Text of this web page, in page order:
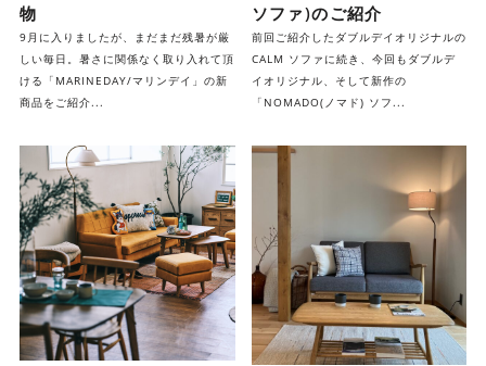
物
9月に入りましたが、まだまだ残暑が厳
しい毎日。暑さに関係なく取り入れて頂
ける「MARINEDAY/マリンデイ」の新
商品をご紹介...
ソファ)のご紹介
前回ご紹介したダブルデイオリジナルの
CALM ソファに続き、今回もダブルデ
イオリジナル、そして新作の
「NOMADO(ノマド) ソフ...